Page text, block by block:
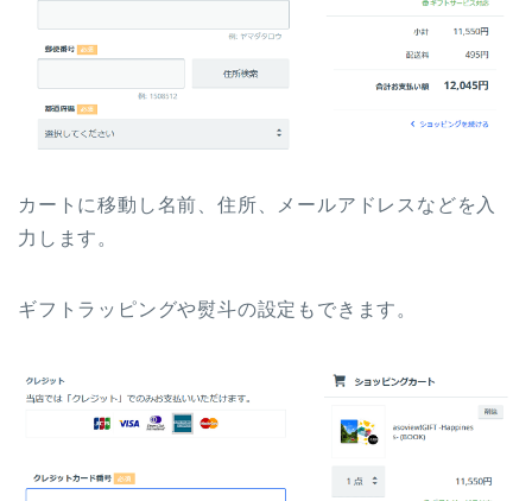
カートに移動し名前、住所、メールアドレスなどを入
力します。
ギフトラッピングや熨斗の設定もできます。